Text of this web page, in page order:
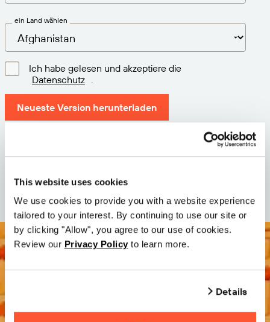
This website uses cookies
We use cookies to provide you with a website experience
tailored to your interest. By continuing to use our site or
by clicking "Allow", you agree to our use of cookies.
Review our Privacy Policy to learn more.
Details
ein Land wählen
Ich habe gelesen und akzeptiere die
Datenschutz
Neueste Version herunterladen
Datum: 2026-05-05